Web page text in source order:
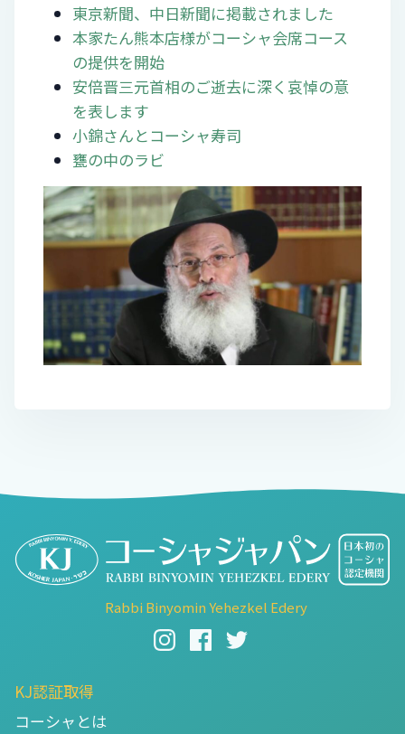
東京新聞、中日新聞に掲載されました
本家たん熊本店様がコーシャ会席コース
の提供を開始
安倍晋三元首相のご逝去に深く哀悼の意
を表します
小錦さんとコーシャ寿司
甕の中のラビ
Rabbi Binyomin Yehezkel Edery
KJ認証取得
コーシャとは